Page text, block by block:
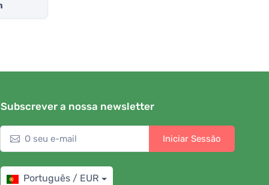
Subscrever a nossa newsletter
Iniciar Sessão
Português / EUR